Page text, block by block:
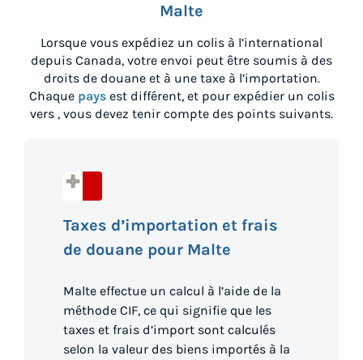
Malte
Lorsque vous expédiez un colis à l’international
depuis Canada, votre envoi peut être soumis à des
droits de douane et à une taxe à l’importation.
Chaque paysest différent, et pour expédier un colis
vers , vous devez tenir compte des points suivants.
Taxes d’importation et frais
de douane pour Malte
Malte effectue un calcul à l’aide de la
méthode CIF, ce qui signifie que les
taxes et frais d’import sont calculés
selon la valeur des biens importés à la